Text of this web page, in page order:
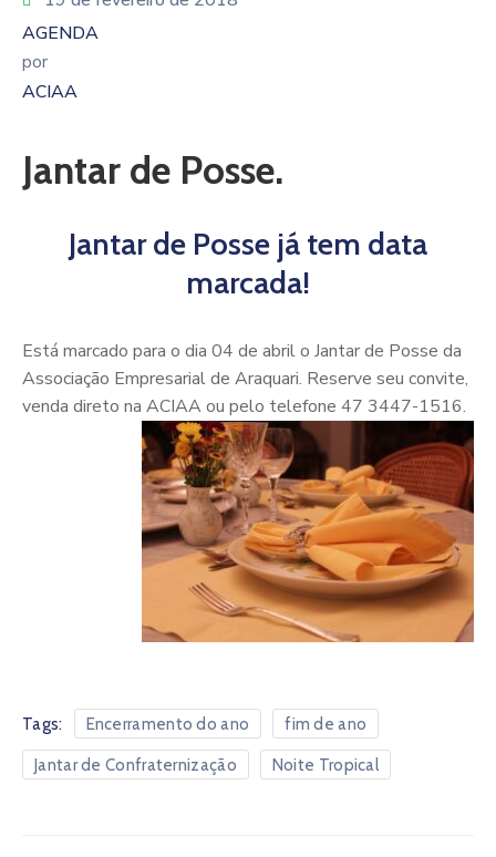
AGENDA
por
ACIAA
Jantar de Posse.
Jantar de Posse já tem data
marcada!
Está marcado para o dia 04 de abril o Jantar de Posse da
Associação Empresarial de Araquari. Reserve seu convite,
venda direto na ACIAA ou pelo telefone 47 3447-1516.
Tags: Encerramento do ano fim de ano
Jantar de Confraternização Noite Tropical